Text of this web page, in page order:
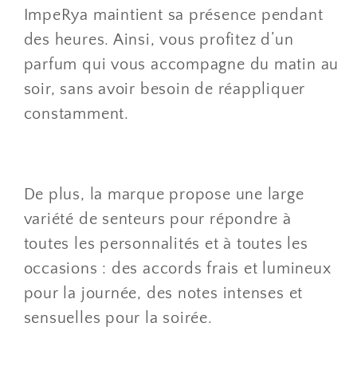
ImpeRya maintient sa présence pendant
des heures. Ainsi, vous profitez d’un
parfum qui vous accompagne du matin au
soir, sans avoir besoin de réappliquer
constamment.
De plus, la marque propose une large
variété de senteurs pour répondre à
toutes les personnalités et à toutes les
occasions : des accords frais et lumineux
pour la journée, des notes intenses et
sensuelles pour la soirée.